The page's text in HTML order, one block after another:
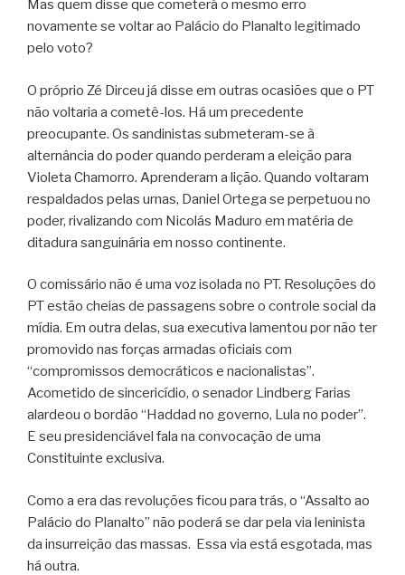
Mas quem disse que cometerá o mesmo erro
novamente se voltar ao Palácio do Planalto legitimado
pelo voto?
O próprio Zé Dirceu já disse em outras ocasiões que o PT
não voltaria a cometê-los. Há um precedente
preocupante. Os sandinistas submeteram-se à
alternância do poder quando perderam a eleição para
Violeta Chamorro. Aprenderam a lição. Quando voltaram
respaldados pelas urnas, Daniel Ortega se perpetuou no
poder, rivalizando com Nicolás Maduro em matéria de
ditadura sanguinária em nosso continente.
O comissário não é uma voz isolada no PT. Resoluções do
PT estão cheias de passagens sobre o controle social da
mídia. Em outra delas, sua executiva lamentou por não ter
promovido nas forças armadas oficiais com
“compromissos democráticos e nacionalistas”.
Acometido de sincericídio, o senador Lindberg Farias
alardeou o bordão “Haddad no governo, Lula no poder”.
E seu presidenciável fala na convocação de uma
Constituinte exclusiva.
Como a era das revoluções ficou para trás, o “Assalto ao
Palácio do Planalto” não poderá se dar pela via leninista
da insurreição das massas. Essa via está esgotada, mas
há outra.